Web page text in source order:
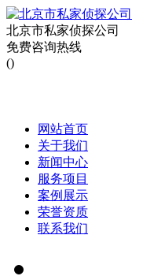
北京市私家侦探公司
免费咨询热线
()
网站首页
关于我们
新闻中心
服务项目
案例展示
荣誉资质
联系我们